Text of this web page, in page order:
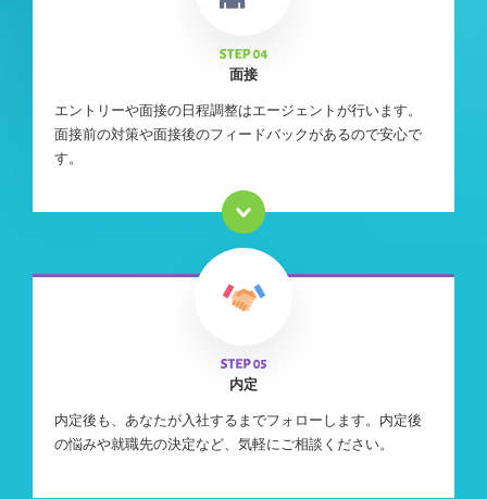
面接
エントリーや面接の日程調整はエージェントが行います。
面接前の対策や面接後のフィードバックがあるので安心で
す。
内定
内定後も、あなたが入社するまでフォローします。内定後
の悩みや就職先の決定など、気軽にご相談ください。